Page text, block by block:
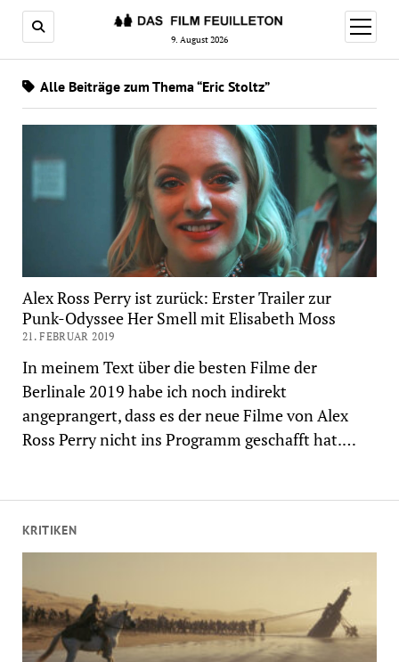
9. August 2026
Menü
öffnen
KRITIKEN
Alle Beiträge zum Thema “Eric Stoltz”
Alex Ross Perry ist zurück: Erster Trailer zur
Punk-Odyssee Her Smell mit Elisabeth Moss
21. FEBRUAR 2019
In meinem Text über die besten Filme der
Berlinale 2019 habe ich noch indirekt
angeprangert, dass es der neue Filme von Alex
Ross Perry nicht ins Programm geschafft hat.…